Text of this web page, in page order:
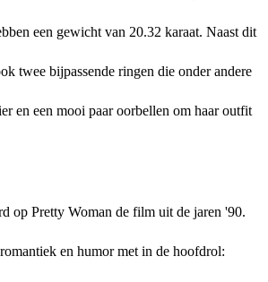
een gewicht van 20.32 karaat. Naast dit
twee bijpassende ringen die onder andere
en een mooi paar oorbellen om haar outfit
op Pretty Woman de film uit de jaren '90.
en humor met in de hoofdrol: